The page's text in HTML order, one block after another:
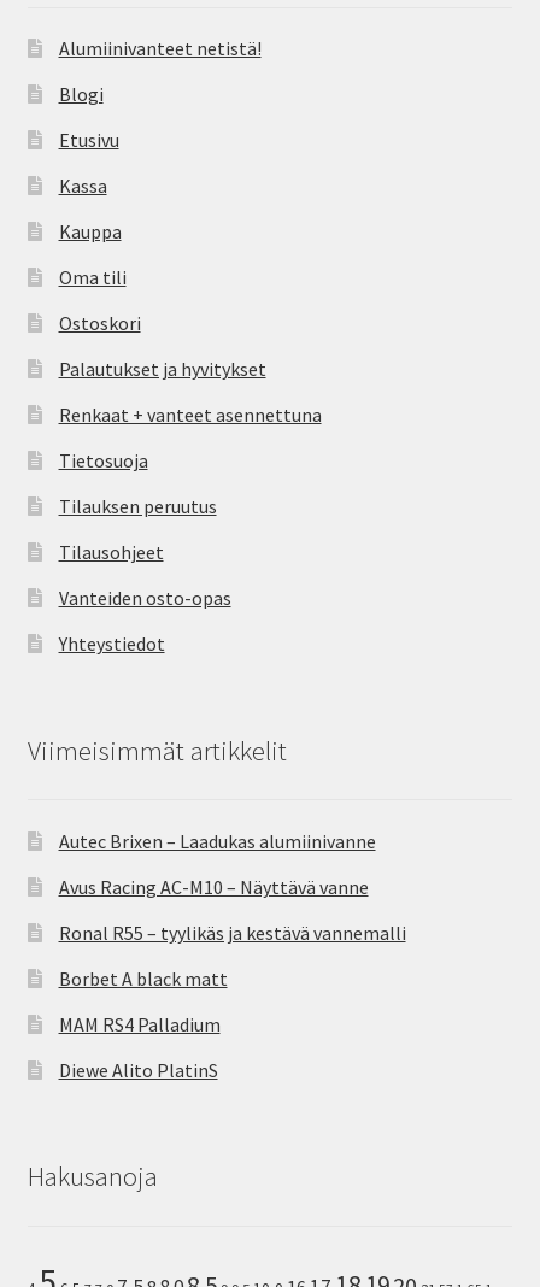
Alumiinivanteet netistä!
Blogi
Etusivu
Kassa
Kauppa
Oma tili
Ostoskori
Palautukset ja hyvitykset
Renkaat + vanteet asennettuna
Tietosuoja
Tilauksen peruutus
Tilausohjeet
Vanteiden osto-opas
Yhteystiedot
Viimeisimmät artikkelit
Autec Brixen – Laadukas alumiinivanne
Avus Racing AC-M10 – Näyttävä vanne
Ronal R55 – tyylikäs ja kestävä vannemalli
Borbet A black matt
MAM RS4 Palladium
Diewe Alito PlatinS
Hakusanoja